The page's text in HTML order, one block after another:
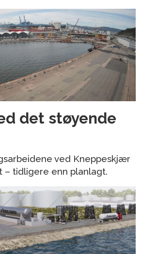
det støyende
ved Kneppeskjær
– tidligere enn planlagt.